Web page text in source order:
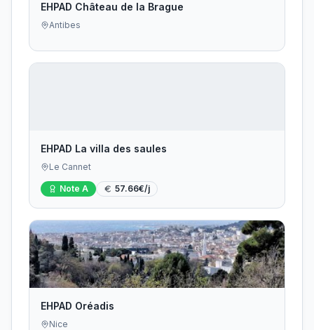
EHPAD Château de la Brague
Antibes
EHPAD La villa des saules
Le Cannet
Note A 57.66€/j
EHPAD Oréadis
Nice